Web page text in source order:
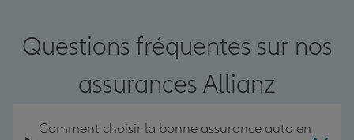
Questions fréquentes sur nos
assurances Allianz
Comment choisir la bonne assurance auto en